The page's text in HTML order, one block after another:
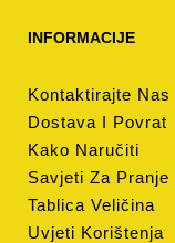
INFORMACIJE
Kontaktirajte Nas
Dostava I Povrat
Kako Naručiti
Savjeti Za Pranje
Tablica Veličina
Uvjeti Korištenja